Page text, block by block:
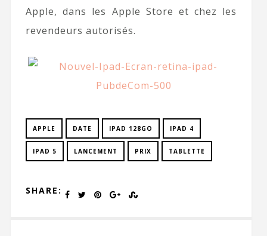
Apple, dans les Apple Store et chez les
revendeurs autorisés.
APPLE DATE IPAD 128GO IPAD 4
IPAD 5 LANCEMENT PRIX TABLETTE
SHARE: